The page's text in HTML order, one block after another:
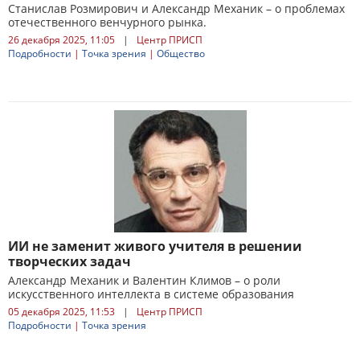
Станислав Розмирович и Александр Механик – о проблемах
отечественного венчурного рынка.
26 декабря 2025, 11:05 |
Центр ПРИСП
Подробности | Точка зрения | Общество
ИИ не заменит живого учителя в решении
творческих задач
Александр Механик и Валентин Климов – о роли
искусственного интеллекта в системе образования
05 декабря 2025, 11:53 |
Центр ПРИСП
Подробности | Точка зрения